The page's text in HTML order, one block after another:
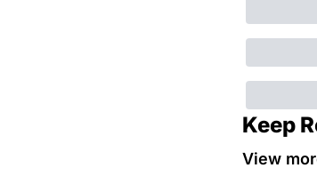
Keep
View